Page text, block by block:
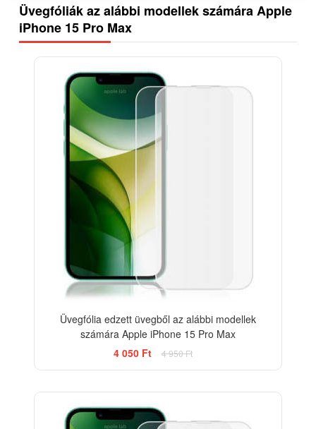
Üvegfóliák az alábbi modellek számára Apple
iPhone 15 Pro Max
Üvegfólia edzett üvegből az alábbi modellek
számára Apple iPhone 15 Pro Max
4 050 Ft
4 950 Ft